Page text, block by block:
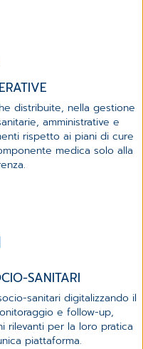
distribuite, nella gestione
amministrative e
rispetto ai piani di cure
medica solo alla
SANITARI
sanitari digitalizzando il
e follow-up,
rilevanti per la loro pratica
piattaforma.